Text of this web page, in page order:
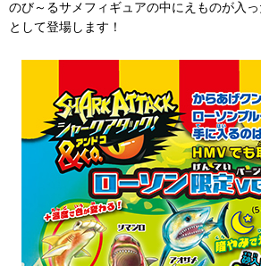
のび～るサメフィギュアの中にえものが入
として登場します！